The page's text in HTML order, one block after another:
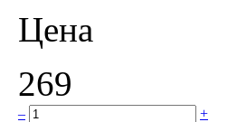
Цена
269
– +